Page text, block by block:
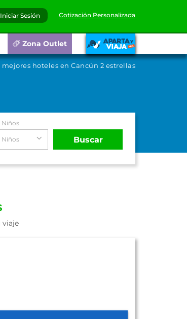
Iniciar Sesión Cotización Personalizada
Zona Outlet
mejores hoteles en Cancún 2 estrellas
Niños
Niños Buscar
viaje